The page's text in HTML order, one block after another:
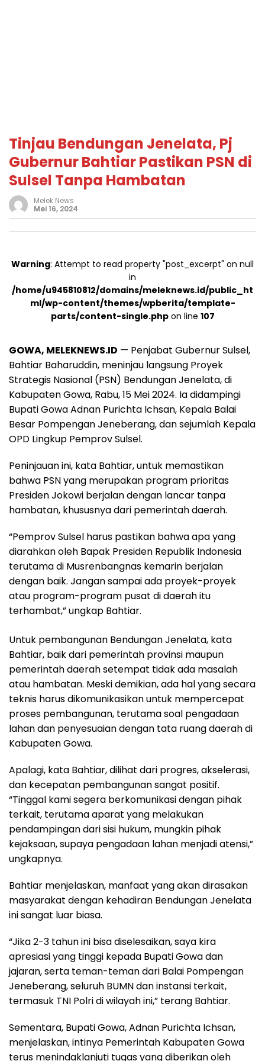
Tinjau Bendungan Jenelata, Pj
Gubernur Bahtiar Pastikan PSN di
Sulsel Tanpa Hambatan
Melek News
Mei 16, 2024
Warning: Attempt to read property "post_excerpt" on null
in
/home/u945810812/domains/meleknews.id/public_ht
ml/wp-content/themes/wpberita/template-
parts/content-single.phpon line 107
GOWA, MELEKNEWS.ID — Penjabat Gubernur Sulsel,
Bahtiar Baharuddin, meninjau langsung Proyek
Strategis Nasional (PSN) Bendungan Jenelata, di
Kabupaten Gowa, Rabu, 15 Mei 2024. Ia didampingi
Bupati Gowa Adnan Purichta Ichsan, Kepala Balai
Besar Pompengan Jeneberang, dan sejumlah Kepala
OPD Lingkup Pemprov Sulsel.
Peninjauan ini, kata Bahtiar, untuk memastikan
bahwa PSN yang merupakan program prioritas
Presiden Jokowi berjalan dengan lancar tanpa
hambatan, khususnya dari pemerintah daerah.
“Pemprov Sulsel harus pastikan bahwa apa yang
diarahkan oleh Bapak Presiden Republik Indonesia
terutama di Musrenbangnas kemarin berjalan
dengan baik. Jangan sampai ada proyek-proyek
atau program-program pusat di daerah itu
terhambat,” ungkap Bahtiar.
Untuk pembangunan Bendungan Jenelata, kata
Bahtiar, baik dari pemerintah provinsi maupun
pemerintah daerah setempat tidak ada masalah
atau hambatan. Meski demikian, ada hal yang secara
teknis harus dikomunikasikan untuk mempercepat
proses pembangunan, terutama soal pengadaan
lahan dan penyesuaian dengan tata ruang daerah di
Kabupaten Gowa.
Apalagi, kata Bahtiar, dilihat dari progres, akselerasi,
dan kecepatan pembangunan sangat positif.
“Tinggal kami segera berkomunikasi dengan pihak
terkait, terutama aparat yang melakukan
pendampingan dari sisi hukum, mungkin pihak
kejaksaan, supaya pengadaan lahan menjadi atensi,”
ungkapnya.
Bahtiar menjelaskan, manfaat yang akan dirasakan
masyarakat dengan kehadiran Bendungan Jenelata
ini sangat luar biasa.
“Jika 2-3 tahun ini bisa diselesaikan, saya kira
apresiasi yang tinggi kepada Bupati Gowa dan
jajaran, serta teman-teman dari Balai Pompengan
Jeneberang, seluruh BUMN dan instansi terkait,
termasuk TNI Polri di wilayah ini,” terang Bahtiar.
Sementara, Bupati Gowa, Adnan Purichta Ichsan,
menjelaskan, intinya Pemerintah Kabupaten Gowa
terus menindaklanjuti tugas yang diberikan oleh